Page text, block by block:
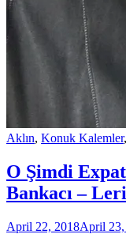
Aklın, Konuk Kalemler,
O Şimdi
Bankacı –
April 22, 2018April 23,